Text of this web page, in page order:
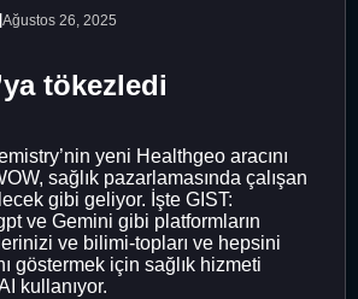
Ağustos 26, 2025
tökezledi
yeni Healthgeo aracını
sağlık pazarlamasında çalışan
gibi geliyor. İşte GIST:
ve Gemini gibi platformların
ve bilimi-topları ve hepsini
göstermek için sağlık hizmeti
kullanıyor.